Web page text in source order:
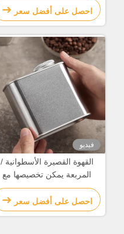
احصل على أفضل سعر
فيديو
القهوة القصيرة الأسطوانية /
المربعة يمكن تخصيصها مع
ثقوب التهوية
احصل على أفضل سعر